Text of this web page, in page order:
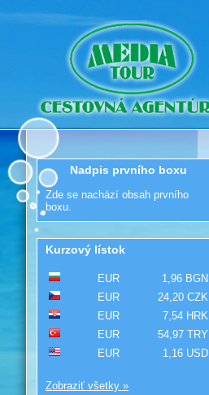
Nadpis prvního boxu
Zde se nachází obsah prvního
boxu.
Kurzový lístok
EUR
1,96 BGN
EUR
24,20 CZK
EUR
7,54 HRK
EUR
54,97 TRY
EUR
1,16 USD
Zobraziť všetky »